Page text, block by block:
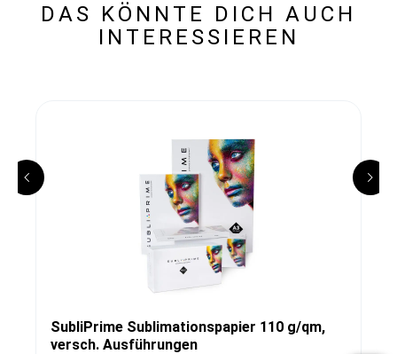
DAS KÖNNTE DICH AUCH
INTERESSIEREN
SubliPrime Sublimationspapier 110 g/qm,
versch. Ausführungen